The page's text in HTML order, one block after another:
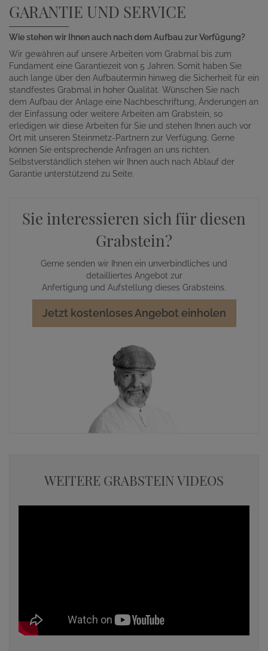
GARANTIE UND SERVICE
Wie stehen wir Ihnen auch nach dem Aufbau zur Verfügung?
Wir gewähren auf unsere Arbeiten vom Grabmal bis zum
Fundament eine Garantiezeit von 5 Jahren. Somit haben Sie
auch lange über den Aufbautermin hinweg die Sicherheit für ein
standfestes Grabmal in hoher Qualität. Wünschen Sie nach
dem Aufbau der Anlage eine Nachbeschriftung, Änderungen an
der Einfassung oder weitere Arbeiten am Grabstein, so
erledigen wir diese Arbeiten für Sie und stehen Ihnen auch vor
Ort mit unseren Steinmetz-Partnern zur Verfügung. Gerne
können Sie entsprechende Anfragen an uns richten.
Selbstverständlich stehen wir Ihnen auch nach Ablauf der
Garantie unterstützend zu Seite.
Sie interessieren sich für diesen
Grabstein?
Gerne senden wir Ihnen ein unverbindliches und
detailliertes Angebot zur
Anfertigung und Aufstellung dieses Grabsteins.
Jetzt kostenloses Angebot einholen
WEITERE GRABSTEIN VIDEOS